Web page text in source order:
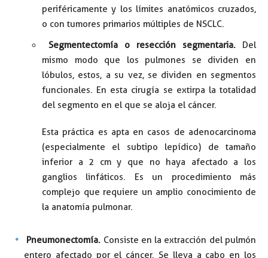
periféricamente y los límites anatómicos cruzados,
o con tumores primarios múltiples de NSCLC.
Segmentectomía o resección segmentaria. Del
mismo modo que los pulmones se dividen en
lóbulos, estos, a su vez, se dividen en segmentos
funcionales. En esta cirugía se extirpa la totalidad
del segmento en el que se aloja el cáncer.
Esta práctica es apta en casos de adenocarcinoma
(especialmente el subtipo lepídico) de tamaño
inferior a 2 cm y que no haya afectado a los
ganglios linfáticos. Es un procedimiento más
complejo que requiere un amplio conocimiento de
la anatomía pulmonar.
Pneumonectomía. Consiste en la extracción del pulmón
entero afectado por el cáncer. Se lleva a cabo en los